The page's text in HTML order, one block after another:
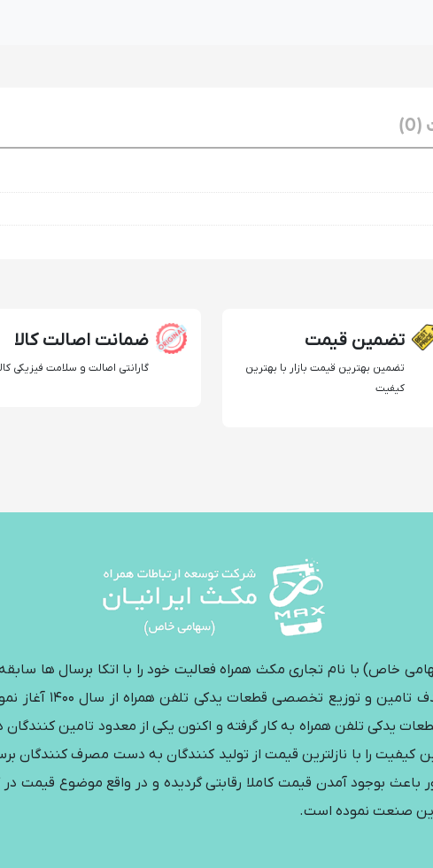
تضمین قیمت
تضمین بهترین قیمت بازار با بهترین
کیفیت
ضمانت اصالت کالا
گارانتی اصالت و سلامت فیزیکی
خاص) با نام تجاری مکث همراه فعالیت خود را با اتکا برسال ها
صنعت موبایل و
یدکی تلفن همراه به کار گرفته و اکنون یکی از معدود تامین
کیفیت را با نازلترین قیمت از تولید کنندگان به دست مصرف کنندگان
بوجود آمدن قیمت کاملا رقابتی گردیده و در واقع موضوع قیمت در
این صنعت نموده است.